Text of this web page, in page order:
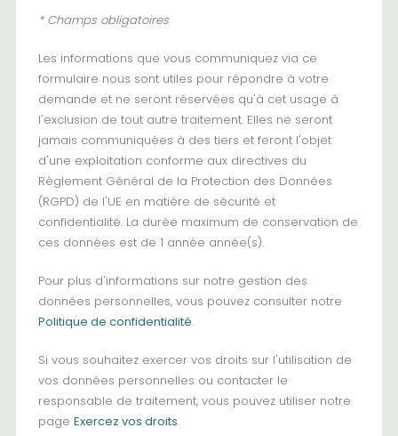
* Champs obligatoires
Les informations que vous communiquez via ce
formulaire nous sont utiles pour répondre à votre
demande et ne seront réservées qu'à cet usage à
l'exclusion de tout autre traitement. Elles ne seront
jamais communiquées à des tiers et feront l'objet
d'une exploitation conforme aux directives du
Règlement Général de la Protection des Données
(RGPD) de l'UE en matière de sécurité et
confidentialité. La durée maximum de conservation de
ces données est de 1 année année(s).
Pour plus d'informations sur notre gestion des
données personnelles, vous pouvez consulter notre
Politique de confidentialité.
Si vous souhaitez exercer vos droits sur l'utilisation de
vos données personnelles ou contacter le
responsable de traitement, vous pouvez utiliser notre
page Exercez vos droits.